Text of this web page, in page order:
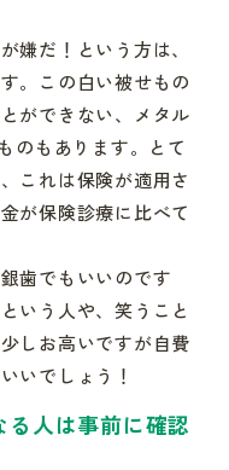
嫌だ！という方は、
。この白い被せもの
ができない、メタル
のもあります。とて
こ れは保険が適用さ
が保険診療に 比べて
歯でもいいのです
いう人や、笑うこと
しお高いですが自費
いでしょう！
る人は事前に確認